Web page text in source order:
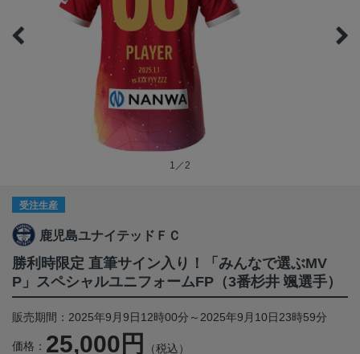
1／2
受注生産
鹿児島ユナイテッドＦＣ
勝利時限定 直筆サイン入り！「みんなで選ぶMV
P」スペシャルユニフォームFP（3番杉井 颯選手）
販売期間：2025年9月9日12時00分～2025年9月10日23時59分
価格： 25,000円 （税込）